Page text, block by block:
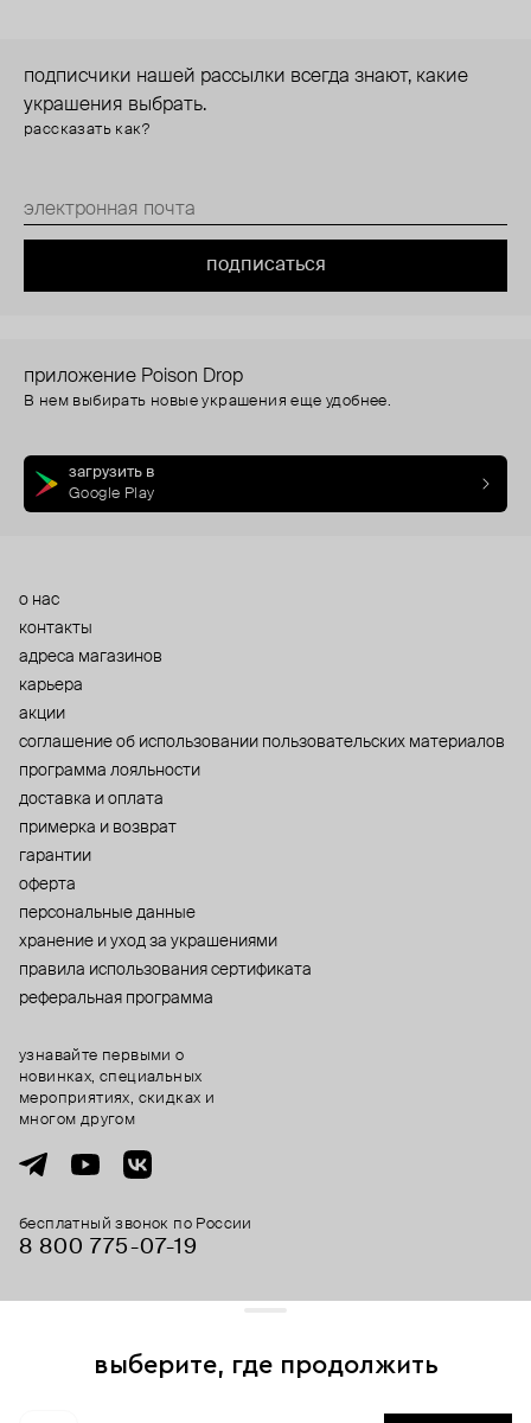
подписчики нашей рассылки всегда знают, какие
украшения выбрать.
рассказать как?
подписаться
приложение Poison Drop
В нем выбирать новые украшения еще удобнее.
загрузить в
Google Play
о нас
контакты
адреса магазинов
карьера
акции
cоглашение об использовании пользовательских материалов
программа лояльности
доставка и оплата
примерка и возврат
гарантии
оферта
персональные данные
хранение и уход за украшениями
правила использования сертификата
реферальная программа
бесплатный звонок по России
8 800 775⁠-07⁠-19
узнавайте первыми о
новинках, специальных
мероприятиях, скидках и
многом другом
выберите, где продолжить